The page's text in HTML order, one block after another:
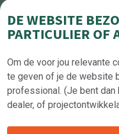
DE WEBSITE
PARTICULIER OF
Om de voor jou relevante
te geven of je de website
professional. (Je bent dan
dealer, of